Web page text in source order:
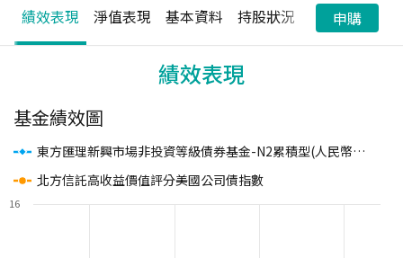
績效表現 淨值表現 基本資料 持股狀況 配息狀況
申購
績效表現
基金績效圖
東方匯理新興市場非投資等級債券基金-N2累積型(人民幣避險)
北方信託高收益價值評分美國公司債指數
16